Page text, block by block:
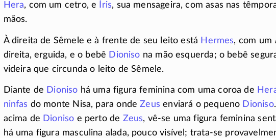
Hera, com um cetro, e Íris, sua mensageira, com asas nas
mãos.
À direita de Sêmele e à frente de seu leito está Hermes, com um
direita, erguida, e o bebê Dioniso na mão esquerda; o bebê
videira que circunda o leito de Sêmele.
Diante de Dioniso há uma figura feminina com uma coroa de
ninfas do monte Nisa, para ondeZeus enviará o pequeno Dioniso
acima de Dioniso e perto de Zeus, vê-se uma figura feminina
há uma figura masculina alada, pouco visível; trata-se